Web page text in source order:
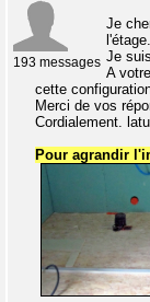
193 messages
Je
l'étage.
Je
A
cette
Merci de vos
Cordialement.
Pour agrandir